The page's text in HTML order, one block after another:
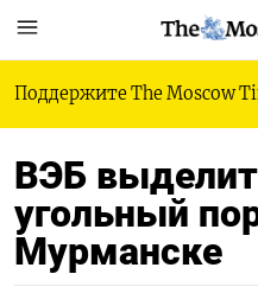
Поддержите The Moscow
ВЭБ
угольный
Мурманске